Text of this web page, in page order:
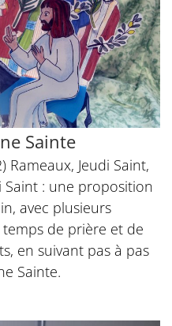
Sainte
Rameaux, Jeudi Saint,
Saint : une proposition
avec plusieurs
de prière et de
en suivant pas à pas
Sainte.